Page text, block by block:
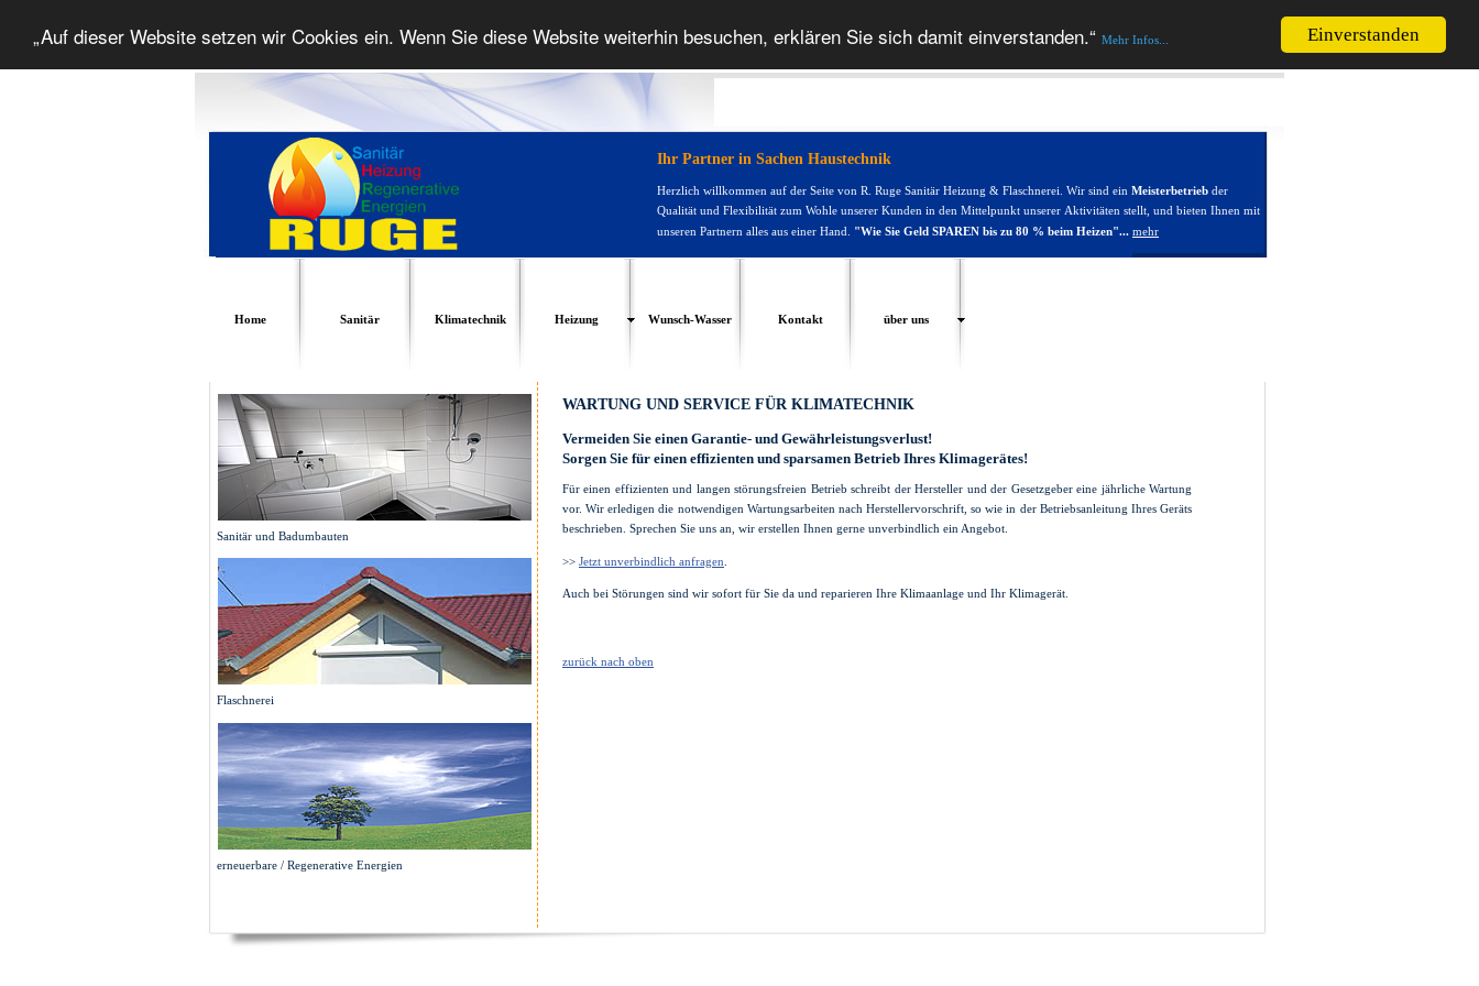
Einverstanden
„Auf dieser Website setzen wir Cookies ein. Wenn Sie diese Website weiterhin besuchen, erklären Sie sich damit einverstanden.“ Mehr Infos...
Ihr Partner in Sachen Haustechnik
Herzlich willkommen auf der Seite von R. Ruge Sanitär Heizung & Flaschnerei. Wir sind ein Meisterbetrieb der
Qualität und Flexibilität zum Wohle unserer Kunden in den Mittelpunkt unserer Aktivitäten stellt, und bieten Ihnen mit
unseren Partnern alles aus einer Hand. "Wie Sie Geld SPAREN bis zu 80 % beim Heizen"... mehr
Home Sanitär Klimatechnik Heizung Wunsch-Wasser Kontakt über uns
Sanitär und Badumbauten
Flaschnerei
erneuerbare / Regenerative Energien
WARTUNG UND SERVICE FÜR KLIMATECHNIK
Vermeiden Sie einen Garantie- und Gewährleistungsverlust!
Sorgen Sie für einen effizienten und sparsamen Betrieb Ihres Klimagerätes!
Für einen effizienten und langen störungsfreien Betrieb schreibt der Hersteller und der Gesetzgeber eine jährliche Wartung
vor. Wir erledigen die notwendigen Wartungsarbeiten nach Herstellervorschrift, so wie in der Betriebsanleitung Ihres Geräts
beschrieben. Sprechen Sie uns an, wir erstellen Ihnen gerne unverbindlich ein Angebot.
>> Jetzt unverbindlich anfragen
Auch bei Störungen sind wir sofort für Sie da und reparieren Ihre Klimaanlage und Ihr Klimagerät.
zurück nach oben